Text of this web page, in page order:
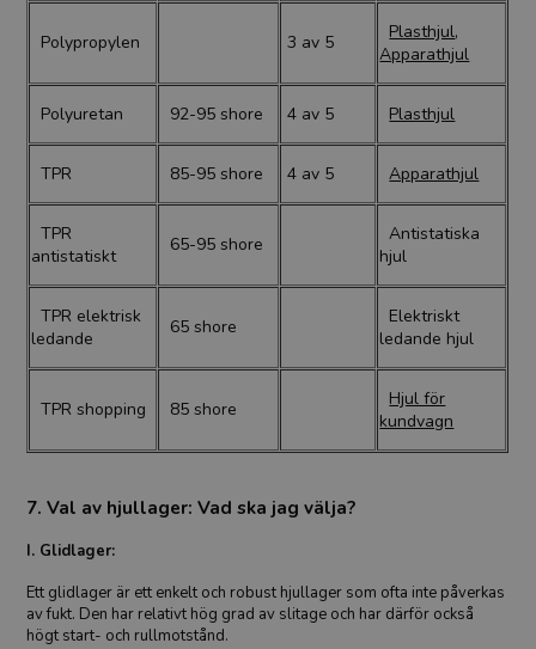
Polypropylen 3 av 5 Plasthjul,
Apparathjul
Polyuretan 92-95 shore 4 av 5 Plasthjul
TPR 85-95 shore 4 av 5 Apparathjul
TPR
antistatiskt
65-95 shore
Antistatiska
hjul
TPR elektrisk
ledande
65 shore
Elektriskt
ledande hjul
TPR shopping 85 shore
Hjul för
kundvagn
7. Val av hjullager: Vad ska jag välja?
I. Glidlager:
Ett glidlager är ett enkelt och robust hjullager som ofta inte påverkas
av fukt. Den har relativt hög grad av slitage och har därför också
högt start- och rullmotstånd.